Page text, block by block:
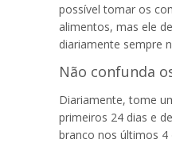
possível tomar os
alimentos, mas ele
diariamente sempre
Não confunda
Diariamente, tome
primeiros 24 dias e
branco nos últimos 4